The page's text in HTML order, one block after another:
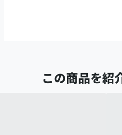
この商品を紹